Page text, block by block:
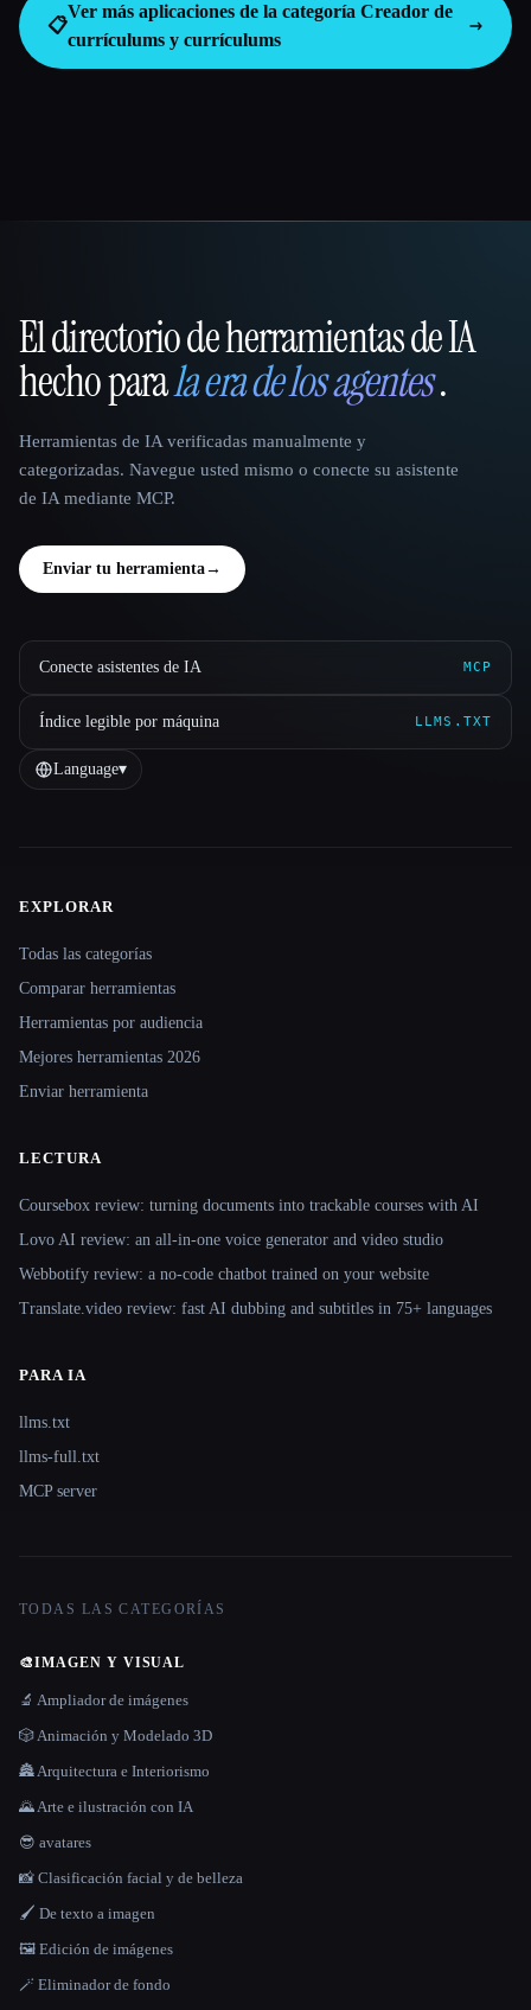
📋
Ver más aplicaciones de la categoría Creador de
currículums y currículums
That AI Collection
El directorio de herramientas de IA
hecho parala era de los agentes.
Herramientas de IA verificadas manualmente y
categorizadas. Navegue usted mismo o conecte su asistente
de IA mediante MCP.
Enviar tu herramienta→
Conecte asistentes de IA MCP
Índice legible por máquina LLMS.TXT
Language▾
Site navigation
EXPLORAR
Todas las categorías
Comparar herramientas
Herramientas por audiencia
Mejores herramientas 2026
Enviar herramienta
LECTURA
Coursebox review: turning documents into trackable courses with AI
Lovo AI review: an all-in-one voice generator and video studio
Webbotify review: a no-code chatbot trained on your website
Translate.video review: fast AI dubbing and subtitles in 75+ languages
PARA IA
llms.txt
llms-full.txt
MCP server
TODAS LAS CATEGORÍAS
🎨IMAGEN Y VISUAL
🔬 Ampliador de imágenes
🎲 Animación y Modelado 3D
🏯 Arquitectura e Interiorismo
🌄 Arte e ilustración con IA
😎 avatares
📸 Clasificación facial y de belleza
🖌️ De texto a imagen
🖼️ Edición de imágenes
🪄 Eliminador de fondo